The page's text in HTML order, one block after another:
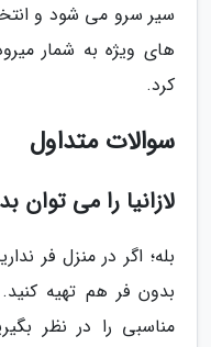
سیر سرو می شود و
های ویژه به شمار
کرد.
سوالات متداول
لازانیا را می
بله؛ اگر در منزل فر
بدون فر هم تهیه
مناسبی را در نظر